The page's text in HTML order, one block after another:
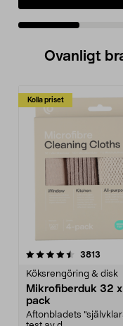
Ovanligt
Kolla priset
3813
Köksrengöring & disk
Mikrofiberduk 32
pack
Aftonbladets
4.0av 5 stjärnor